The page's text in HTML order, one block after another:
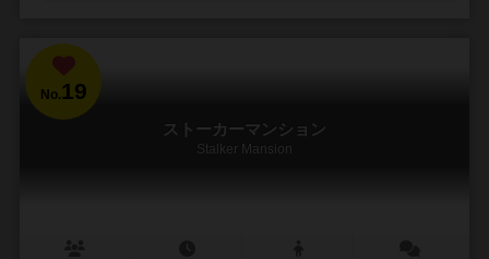
No.19
ストーカーマンション
Stalker Mansion